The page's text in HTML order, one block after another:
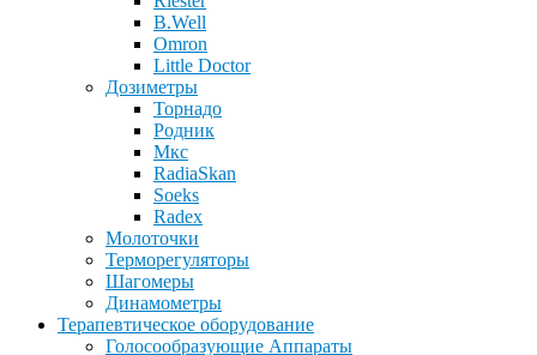
B.Well
Omron
Little Doctor
Дозиметры
Торнадо
Родник
Мкс
RadiaSkan
Soeks
Radex
Молоточки
Терморегуляторы
Шагомеры
Динамометры
Терапевтическое оборудование
Голосообразующие Аппараты